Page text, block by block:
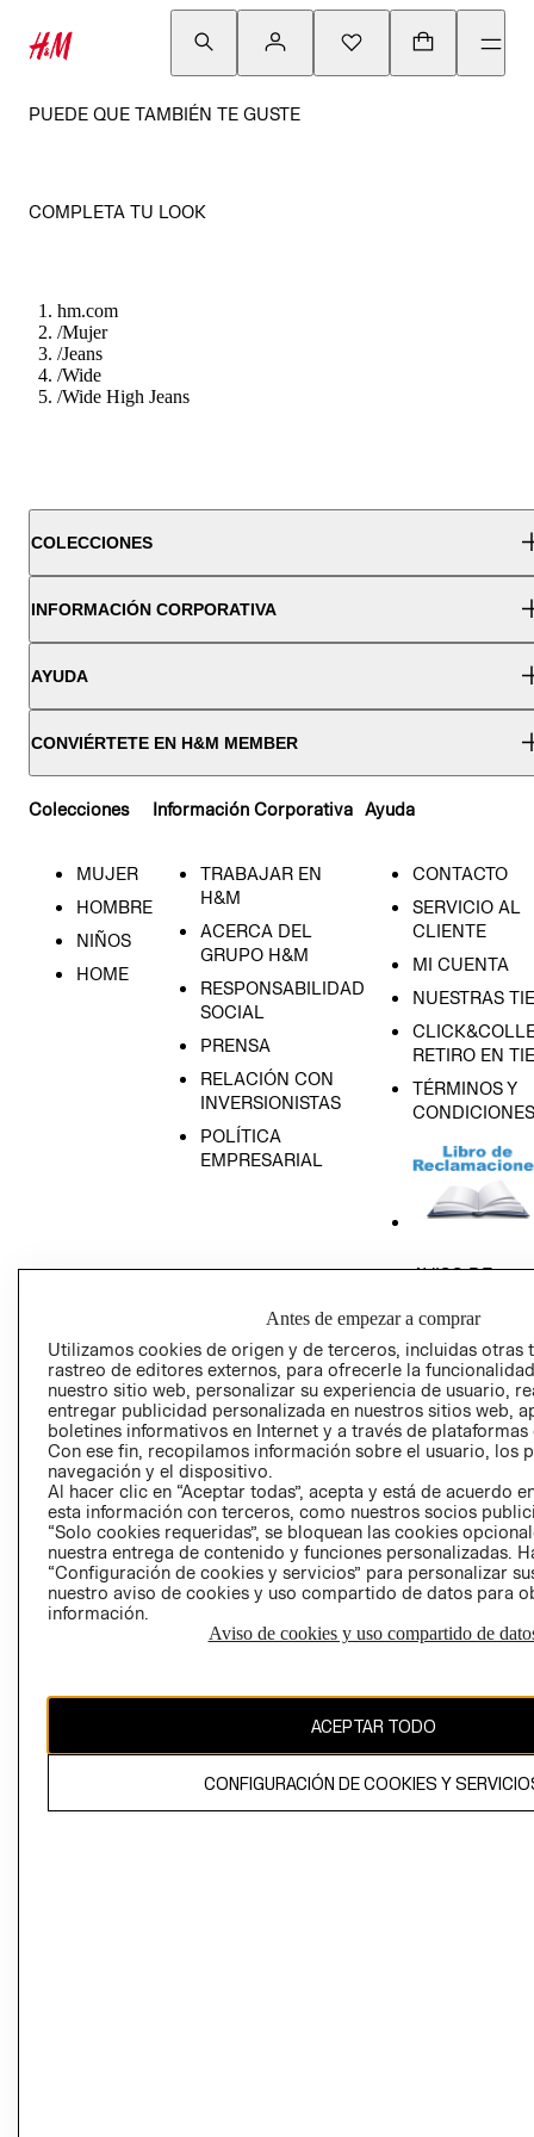
PUEDE QUE TAMBIÉN TE GUSTE
COMPLETA TU LOOK
hm.com
/Mujer
/Jeans
/Wide
/Wide High Jeans
COLECCIONES
INFORMACIÓN CORPORATIVA
AYUDA
CONVIÉRTETE EN H&M MEMBER
Colecciones
MUJER
HOMBRE
NIÑOS
HOME
Información Corporativa
TRABAJAR EN
H&M
ACERCA DEL
GRUPO H&M
RESPONSABILIDAD
SOCIAL
PRENSA
RELACIÓN CON
INVERSIONISTAS
POLÍTICA
EMPRESARIAL
Ayuda
CONTACTO
SERVICIO AL
CLIENTE
MI CUENTA
NUESTRAS
RETIRO EN
TÉRMINOS Y
CONDICIONES
AVISO DE
GIFT CARD
AVISO DE
Perú (S/)
CAMBIAR REGIÓN
propiedad de H&M Hennes & Mauritz AB
Antes de empezar a comprar
Utilizamos cookies de origen y de terceros, incluidas otras
rastreo de editores externos, para ofrecerle la
nuestro sitio web, personalizar su experiencia de usuario,
entregar publicidad personalizada en nuestros sitios web,
boletines informativos en Internet y a través de plataformas
Con ese fin, recopilamos información sobre el usuario, los
navegación y el dispositivo.
Al hacer clic en “Aceptar todas”, acepta y está de acuerdo
esta información con terceros, como nuestros socios
“Solo cookies requeridas”, se bloquean las cookies
nuestra entrega de contenido y funciones personalizadas.
“Configuración de cookies y servicios” para personalizar
nuestro aviso de cookies y uso compartido de datos para
información.
Aviso de cookies y uso compartido de
ACEPTAR TODO
CONFIGURACIÓN DE COOKIES Y